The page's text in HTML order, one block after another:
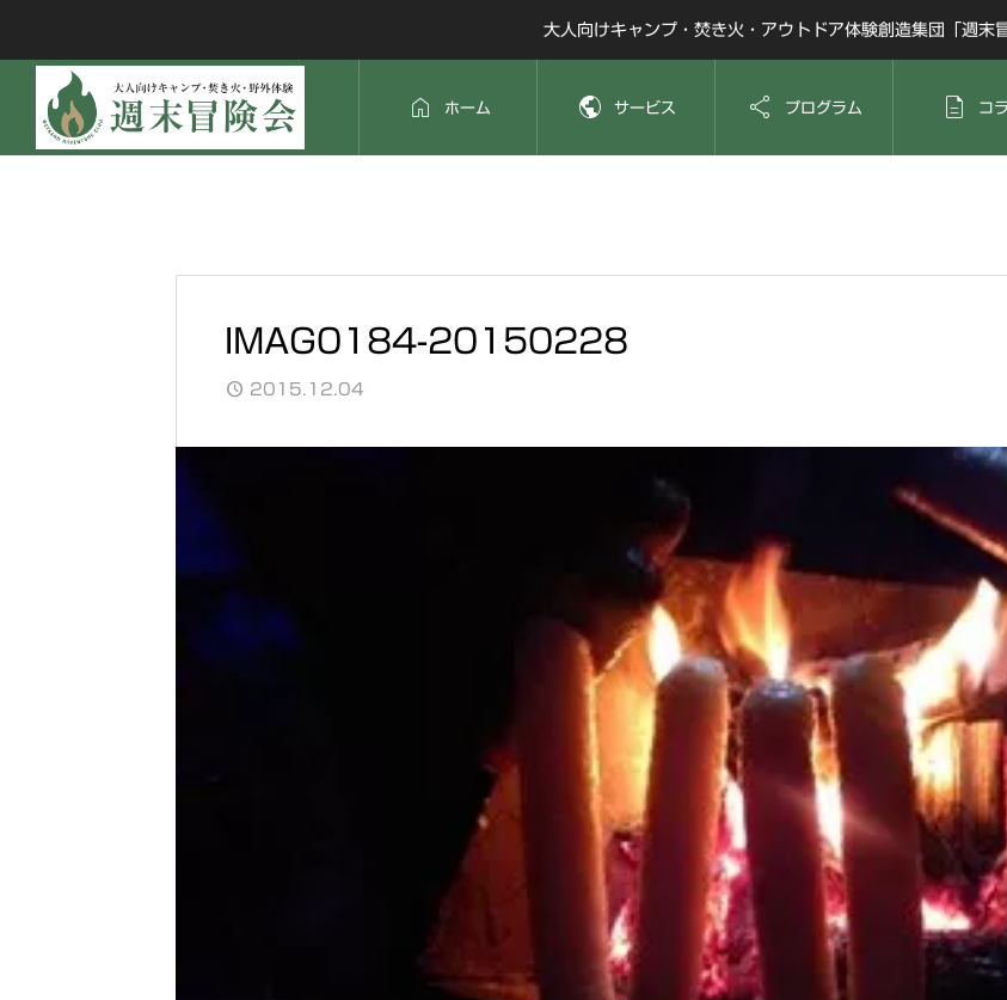
大人向けキャンプ・焚き火・アウトドア体験創造集団「週末
 ホーム  サービス  プログラム  コ
IMAG0184-20150228
2015.12.04